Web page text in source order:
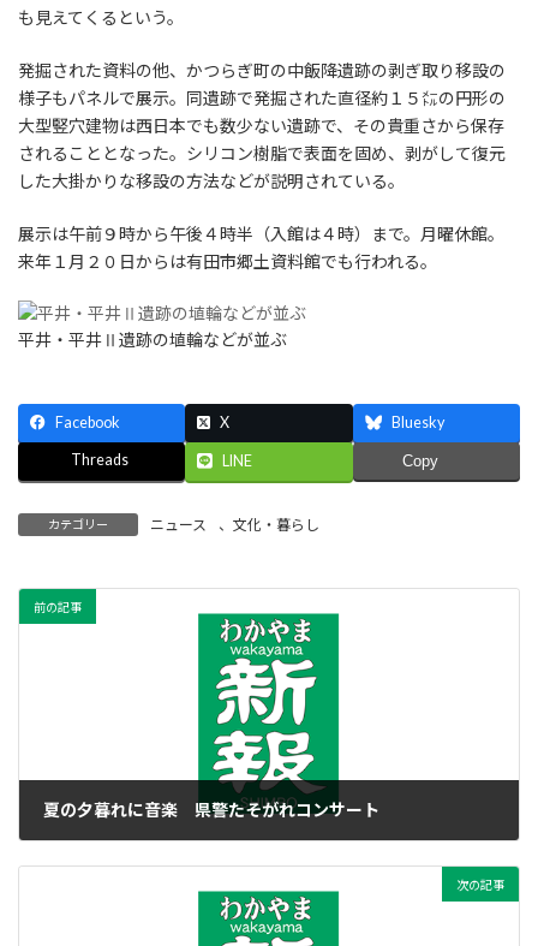
も見えてくるという。
発掘された資料の他、かつらぎ町の中飯降遺跡の剥ぎ取り移設の
様子もパネルで展示。同遺跡で発掘された直径約１５㍍の円形の
大型竪穴建物は西日本でも数少ない遺跡で、その貴重さから保存
されることとなった。シリコン樹脂で表面を固め、剥がして復元
した大掛かりな移設の方法などが説明されている。
展示は午前９時から午後４時半（入館は４時）まで。月曜休館。
来年１月２０日からは有田市郷土資料館でも行われる。
平井・平井Ⅱ遺跡の埴輪などが並ぶ
Facebook X Bluesky
Threads LINE Copy
カテゴリー ニュース 、 文化・暮らし
前の記事
夏の夕暮れに音楽 県警たそがれコンサート
次の記事